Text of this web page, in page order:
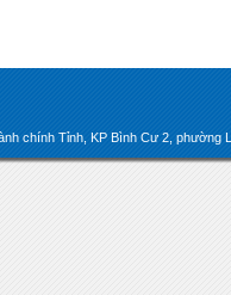
chính Tỉnh, KP Bình Cư 2,